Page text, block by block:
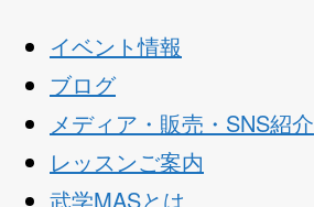
イベント情報
ブログ
メディア・販売・SNS紹介
レッスンご案内
武学MASとは